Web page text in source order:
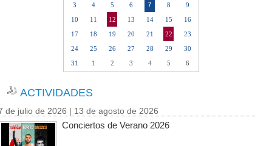
3
4 5 6 7 8
9
10
11 12 13 14 15
16
17
18 19 20 21 22
23
24
25 26 27 28 29
30
31
1 2 3 4 5 6
ACTIVIDADES
de julio de 2026 | 13 de agosto de 2026
Conciertos de Verano 2026